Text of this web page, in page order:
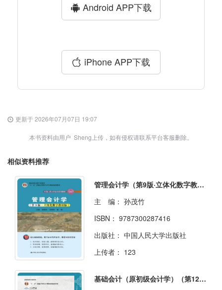
Android APP下载
iPhone APP下载
更新于 2026年07月07日 19:07
本书资料由用户 Sheng上传，如有侵权请联系平台客服删除。
相似资料推荐
管理会计学（第9版·立体化数字教材版）
主 编： 孙茂竹
ISBN： 9787300287416
出版社： 中国人民大学出版社
上传者： 123
基础会计（原初级会计学）（第12版·立体化数字教材版）